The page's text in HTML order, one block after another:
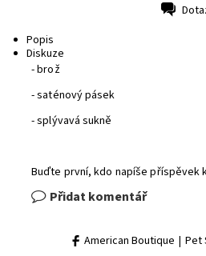
Popis
Diskuze
- brož
- saténový pásek
- splývavá sukně
Buďte první, kdo napíše příspěvek
Přidat komentář
American Boutique | Pet